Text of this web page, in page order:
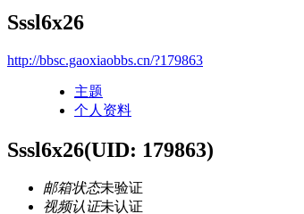
Sssl6x26
http://bbsc.gaoxiaobbs.cn/?179863
主题
个人资料
Sssl6x26(UID: 179863)
邮箱状态未验证
视频认证未认证